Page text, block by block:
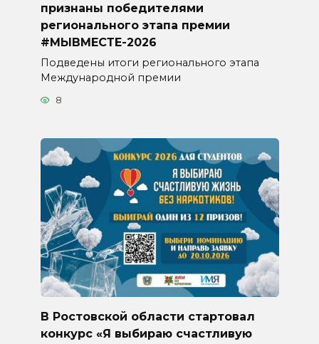
признаны победителями
регионального этапа премии
#МЫВМЕСТЕ-2026
Подведены итоги регионального этапа
Международной премии
8
В Ростовской области стартовал
конкурс «Я выбираю счастливую